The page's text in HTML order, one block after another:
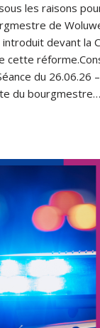
les raisons
de
devant la
cette
du 26.06.26
du bourgmestre…